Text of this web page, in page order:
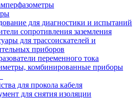
для диагностики и испытаний
сопротивления заземления
для трассоискателей и
приборов
переменного тока
комбинированные приборы
для прокола кабеля
для снятия изоляции